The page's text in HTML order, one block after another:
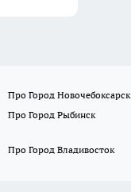
Про Город Новочебоксарск
Про Город Рыбинск
Про Город Владивосток